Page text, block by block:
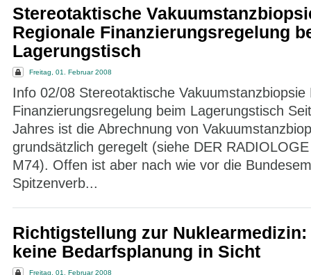
Stereotaktische
Regionale Finanzierungsregelung
Lagerungstisch
Freitag, 01. Februar 2008
Info 02/08 Stereotaktische Vakuumstanzbiopsie
Finanzierungsregelung beim Lagerungstisch
Jahres ist die Abrechnung von
grundsätzlich geregelt (siehe DER
M74). Offen ist aber nach wie vor die
Spitzenverb...
Richtigstellung zur Nuklearmedizin:
keine Bedarfsplanung in Sicht
Freitag, 01. Februar 2008